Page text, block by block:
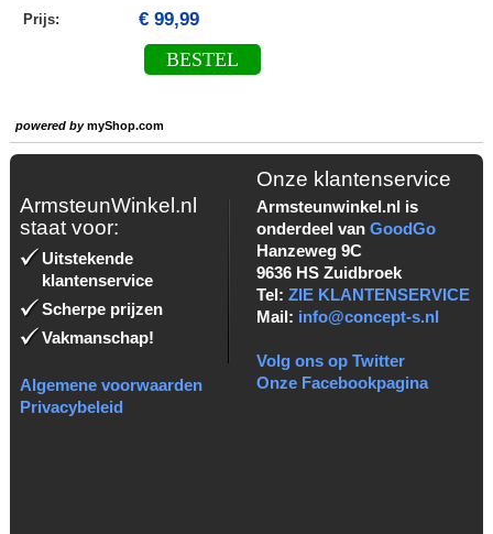
Prijs: € 99,99
BESTEL
powered bymyShop.com
ArmsteunWinkel.nl
staat voor:
Uitstekende
klantenservice
Scherpe prijzen
Vakmanschap!
Algemene voorwaarden
Privacybeleid
Onze klantenservice
Armsteunwinkel.nl is
onderdeel van GoodGo
Hanzeweg 9C
9636 HS Zuidbroek
Tel: ZIE KLANTENSERVICE
Mail: info@concept-s.nl
Volg ons op Twitter
Onze Facebookpagina